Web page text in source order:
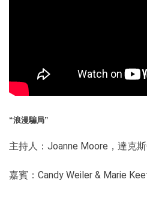
“浪漫騙局”
主持人：Joanne Moore，達克
嘉賓：Candy Weiler & Marie